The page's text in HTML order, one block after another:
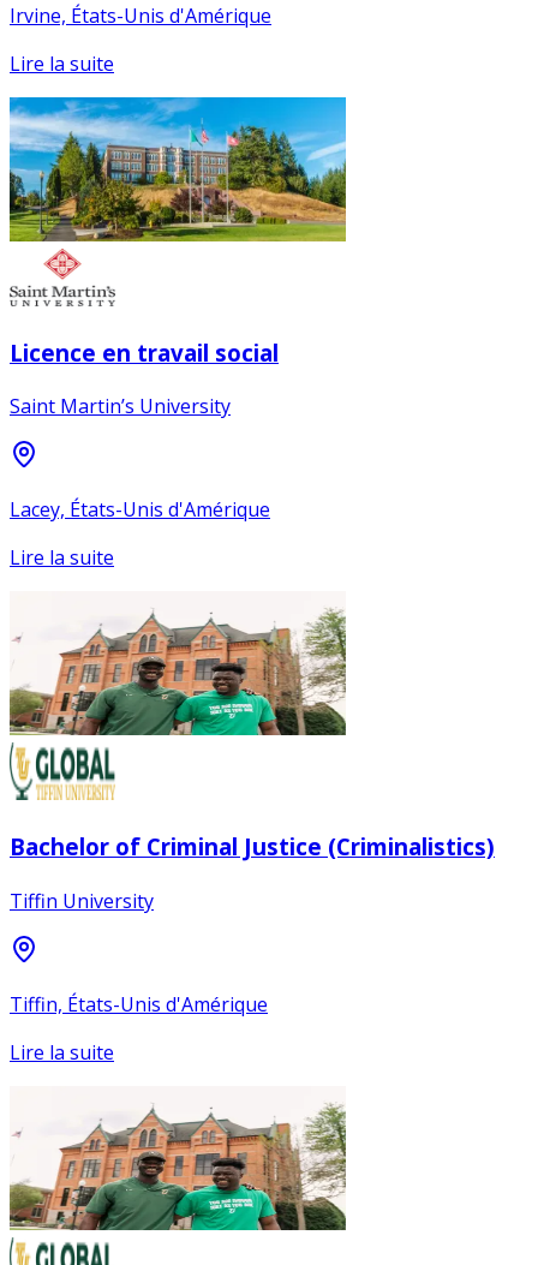
Irvine, États-Unis d'Amérique
Lire la suite
Licence en travail social
Saint Martin’s University
Lacey, États-Unis d'Amérique
Lire la suite
Bachelor of Criminal Justice (Criminalistics)
Tiffin University
Tiffin, États-Unis d'Amérique
Lire la suite